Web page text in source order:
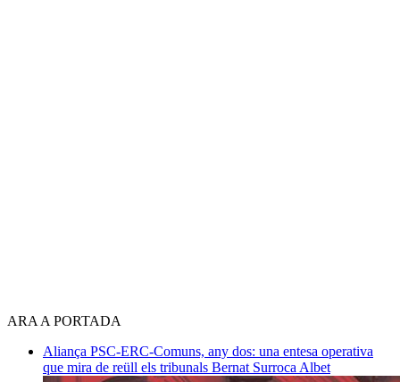
ARA A PORTADA
Aliança PSC-ERC-Comuns, any dos: una entesa operativa
que mira de reüll els tribunals Bernat Surroca Albet